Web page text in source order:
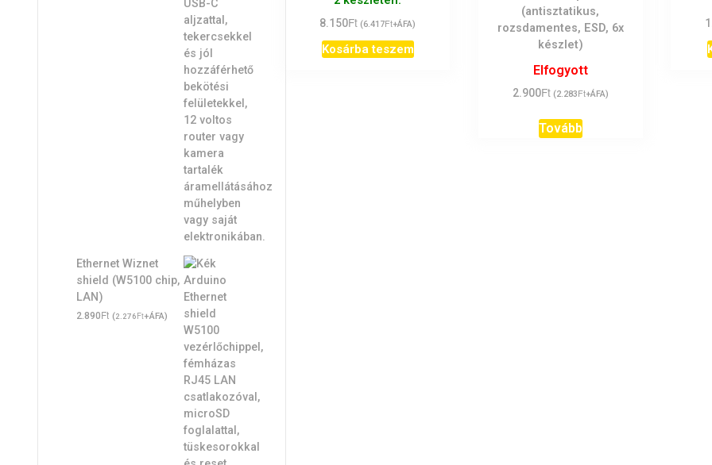
8.150Ft (6.417Ft+ÁFA)
Kosárba teszem
(antisztatikus,
rozsdamentes, ESD, 6x
készlet)
Elfogyott
2.900Ft (2.283Ft+ÁFA)
Tovább
Ethernet Wiznet
shield (W5100 chip,
LAN)
2.890Ft (2.276Ft+ÁFA)